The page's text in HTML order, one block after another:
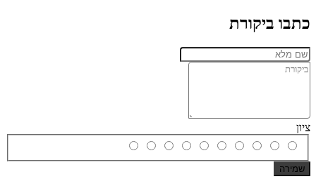
כתבו ביקורת
ציון
שמירה